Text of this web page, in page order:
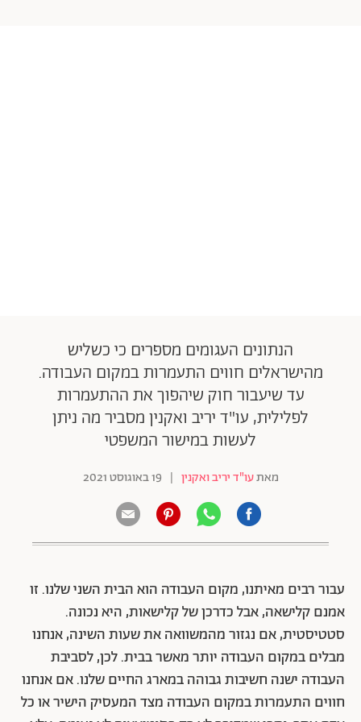
הנתונים העגומים מספרים כי כשליש
מהישראלים חווים התעמרות במקום העבודה.
עד שיעבור חוק שיהפוך את ההתעמרות
לפלילית, עו"ד יריב ואקנין מסביר מה ניתן
לעשות במישור המשפטי
מאתעו"ד יריב ואקנין | 19 באוגוסט 2021
עבור רבים מאיתנו, מקום העבודה הוא הבית השני שלנו. זו
אמנם קלישאה, אבל כדרכן של קלישאות, היא נכונה.
סטטיסטית, אם נגזור מהמשוואה את שעות השינה, אנחנו
מבלים במקום העבודה יותר מאשר בבית. לכן, לסביבת
העבודה ישנה חשיבות גבוהה במארג החיים שלנו. אם אנחנו
חווים התעמרות במקום העבודה מצד המעסיק הישיר או כל